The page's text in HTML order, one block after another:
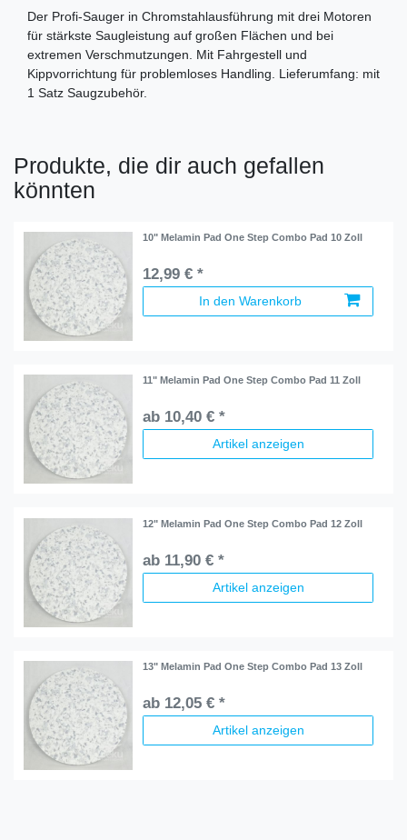
Der Profi-Sauger in Chromstahlausführung mit drei Motoren
für stärkste Saugleistung auf großen Flächen und bei
extremen Verschmutzungen. Mit Fahrgestell und
Kippvorrichtung für problemloses Handling. Lieferumfang: mit
1 Satz Saugzubehör.
Produkte, die dir auch gefallen
könnten
10" Melamin Pad One Step Combo Pad 10 Zoll
12,99 € *
In den Warenkorb
11" Melamin Pad One Step Combo Pad 11 Zoll
ab 10,40 € *
Artikel anzeigen
12" Melamin Pad One Step Combo Pad 12 Zoll
ab 11,90 € *
Artikel anzeigen
13" Melamin Pad One Step Combo Pad 13 Zoll
ab 12,05 € *
Artikel anzeigen